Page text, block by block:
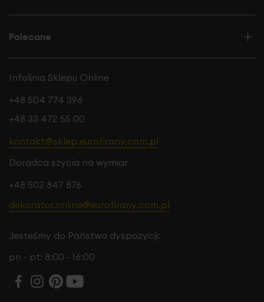
Polecane
Infolinia Sklepu Online
+48 504 774 396
+48 33 472 55 00
kontakt@sklep.eurofirany.com.pl
Doradca szycia na wymiar
+48 502 847 876
dekorator.online@eurofirany.com.pl
Jesteśmy do Państwa dyspozycji:
pn - pt: 8:00 - 16:00